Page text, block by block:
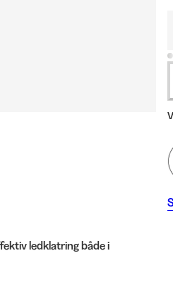
ledklatring både i